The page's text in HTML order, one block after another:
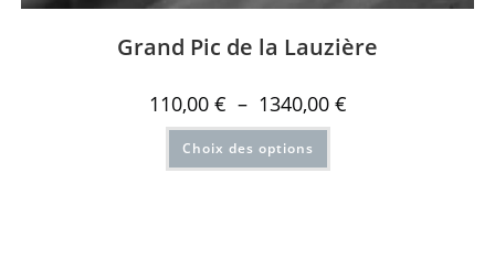
Grand Pic de la Lauzière
110,00 € – 1340,00 €
Choix des options